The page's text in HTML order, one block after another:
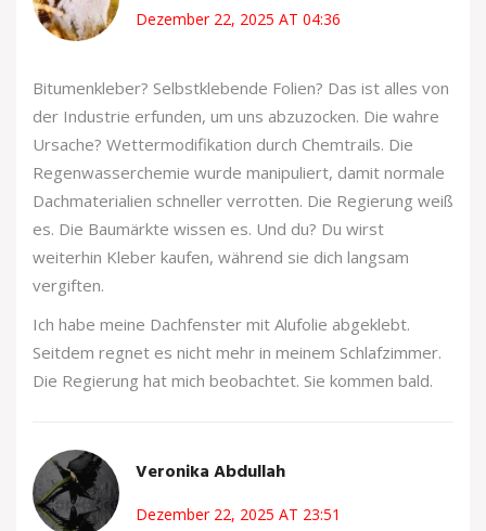
Dezember 22, 2025 AT 04:36
Bitumenkleber? Selbstklebende Folien? Das ist alles von
der Industrie erfunden, um uns abzuzocken. Die wahre
Ursache? Wettermodifikation durch Chemtrails. Die
Regenwasserchemie wurde manipuliert, damit normale
Dachmaterialien schneller verrotten. Die Regierung weiß
es. Die Baumärkte wissen es. Und du? Du wirst
weiterhin Kleber kaufen, während sie dich langsam
vergiften.
Ich habe meine Dachfenster mit Alufolie abgeklebt.
Seitdem regnet es nicht mehr in meinem Schlafzimmer.
Die Regierung hat mich beobachtet. Sie kommen bald.
Veronika Abdullah
Dezember 22, 2025 AT 23:51